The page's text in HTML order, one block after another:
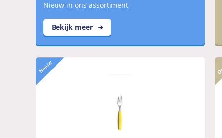
Nieuw in ons assortiment
Bekijk meer